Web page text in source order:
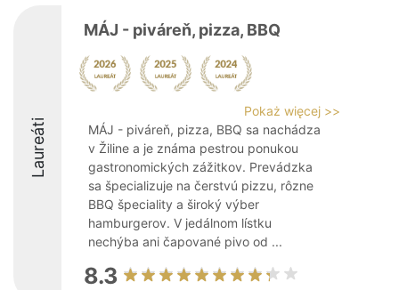
Laureáti
MÁJ - piváreň, pizza, BBQ
Pokaż więcej >>
MÁJ - piváreň, pizza, BBQ sa nachádza
v Žiline a je známa pestrou ponukou
gastronomických zážitkov. Prevádzka
sa špecializuje na čerstvú pizzu, rôzne
BBQ špeciality a široký výber
hamburgerov. V jedálnom lístku
nechýba ani čapované pivo od ...
8.3